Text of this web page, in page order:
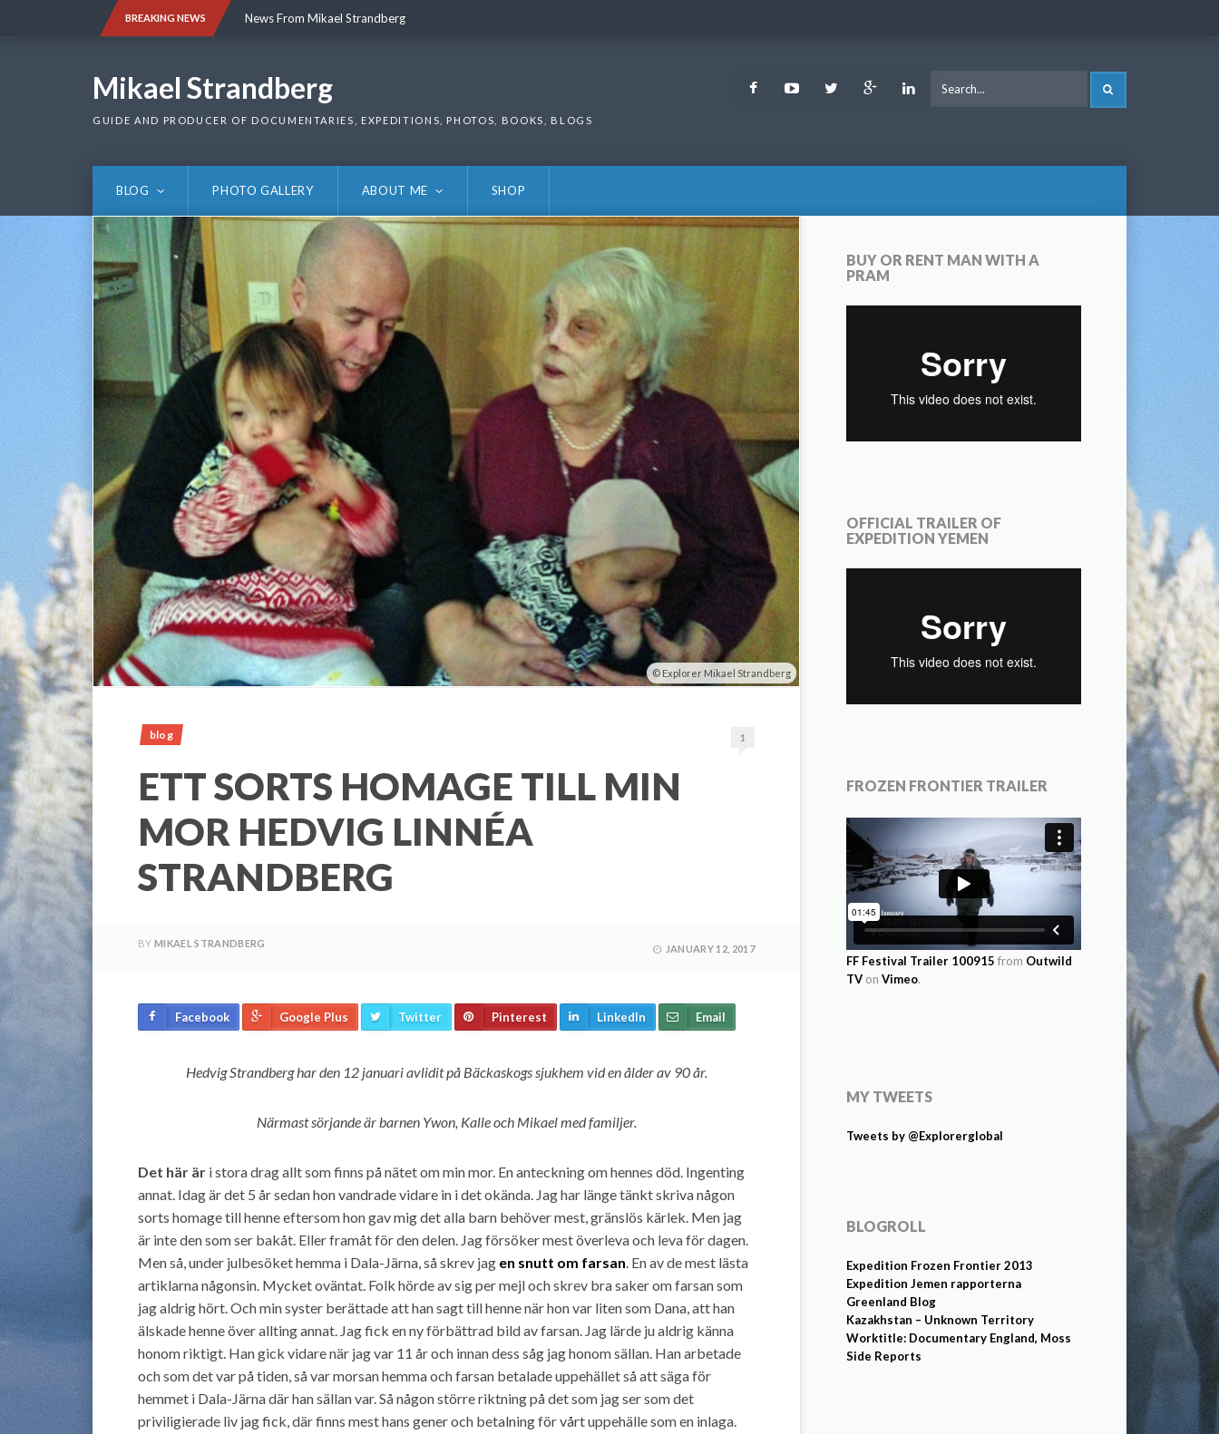
BREAKING NEWS News From Mikael Strandberg
Mikael Strandberg
GUIDE AND PRODUCER OF DOCUMENTARIES, EXPEDITIONS, PHOTOS, BOOKS, BLOGS
FacebookYoutubeTwitter Google LinkedIn
BLOG PHOTO GALLERY ABOUT ME SHOP
Explorer Mikael Strandberg
blog 1
ETT SORTS HOMAGE TILL MIN
MOR HEDVIG LINNÉA
STRANDBERG
BY MIKAEL STRANDBERG JANUARY 12, 2017
Facebook Google Plus Twitter Pinterest LinkedIn Email
Hedvig Strandberg har den 12 januari avlidit på Bäckaskogs sjukhem vid en ålder av 90 år.
Närmast sörjande är barnen Ywon, Kalle och Mikael med familjer.
Det här är i stora drag allt som finns på nätet om min mor. En anteckning om hennes död. Ingenting
annat. Idag är det 5 år sedan hon vandrade vidare in i det okända. Jag har länge tänkt skriva någon
sorts homage till henne eftersom hon gav mig det alla barn behöver mest, gränslös kärlek. Men jag
är inte den som ser bakåt. Eller framåt för den delen. Jag försöker mest överleva och leva för dagen.
Men så, under julbesöket hemma i Dala-Järna, så skrev jag en snutt om farsan. En av de mest lästa
artiklarna någonsin. Mycket oväntat. Folk hörde av sig per mejl och skrev bra saker om farsan som
jag aldrig hört. Och min syster berättade att han sagt till henne när hon var liten som Dana, att han
älskade henne över allting annat. Jag fick en ny förbättrad bild av farsan. Jag lärde ju aldrig känna
honom riktigt. Han gick vidare när jag var 11 år och innan dess såg jag honom sällan. Han arbetade
och som det var på tiden, så var morsan hemma och farsan betalade uppehället så att säga för
hemmet i Dala-Järna där han sällan var. Så någon större riktning på det som jag ser som det
priviligierade liv jag fick, där finns mest hans gener och betalning för vårt uppehälle som en inlaga.
BUY OR RENT MAN WITH A
PRAM
OFFICIAL TRAILER OF
EXPEDITION YEMEN
FROZEN FRONTIER TRAILER
FF Festival Trailer 100915 from Outwild
TV on Vimeo.
MY TWEETS
Tweets by @Explorerglobal
BLOGROLL
Expedition Frozen Frontier 2013
Expedition Jemen rapporterna
Greenland Blog
Kazakhstan – Unknown Territory
Worktitle: Documentary England, Moss
Side Reports